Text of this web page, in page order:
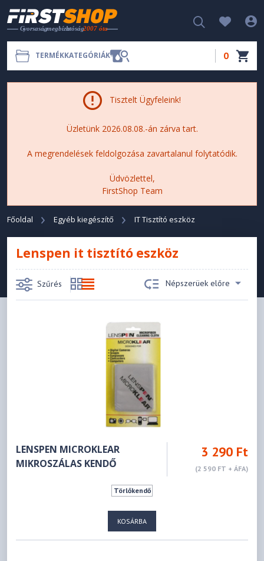
TERMÉKKATEGÓRIÁK 0
Tisztelt Ügyfeleink!
Üzletünk 2026.08.08.-án zárva tart.
A megrendelések feldolgozása zavartalanul folytatódik.
Üdvözlettel,
FirstShop Team
Főoldal Egyéb kiegészítő IT Tisztító eszköz
Lenspen it tisztító eszköz
Szűrés Népszerüek előre
LENSPEN MICROKLEAR
MIKROSZÁLAS KENDŐ
3 290 Ft
(2 590 FT + ÁFA)
Törlőkendő
KOSÁRBA